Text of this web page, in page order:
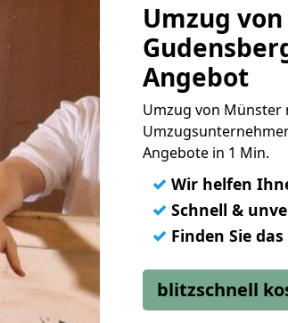
Umzug
Angebot
Umzug von Münster
Angebote in 1 Min.
✓ Wir helfen
✓ Schnell &
✓ Finden Sie
blitzschnell